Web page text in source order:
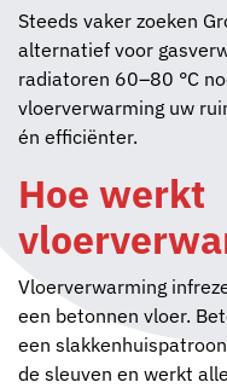
Steeds vaker zoeken
alternatief voor
radiatoren 60–80 °C
vloerverwarming uw
én efficiënter.
Hoe werkt
Vloerverwarming
een betonnen vloer.
een
de sleuven en werkt